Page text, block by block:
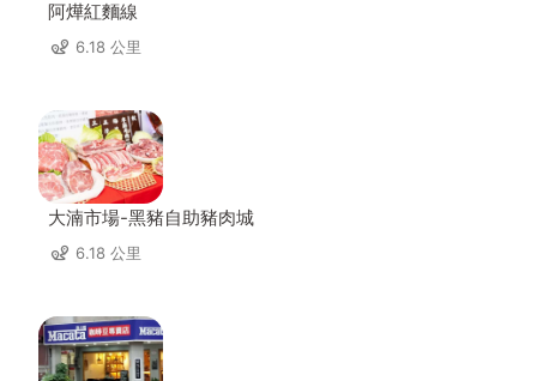
阿燁紅麵線
6.18 公里
大湳市場-黑豬自助豬肉城
6.18 公里